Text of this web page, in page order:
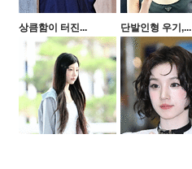
상큼함이 터진... 단발인형 우기,...